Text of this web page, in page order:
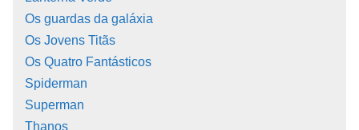
Os guardas da galáxia
Os Jovens Titãs
Os Quatro Fantásticos
Spiderman
Superman
Thanos